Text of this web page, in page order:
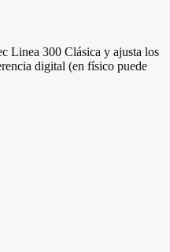
Linea 300 Clásica y ajusta los
digital (en físico puede